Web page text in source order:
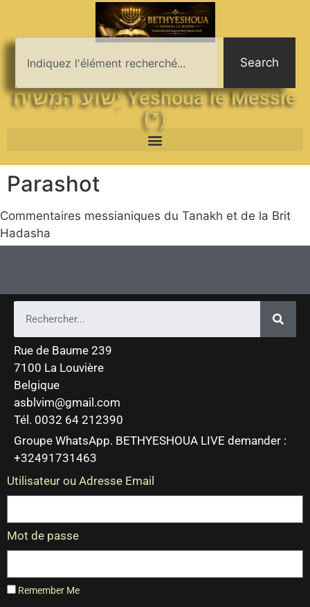
Search
יֵשׁוּעַ הַמָּשִׁיחַ Yeshoua le Messie
(*)
Parashot
Commentaires messianiques du Tanakh et de la Brit
Hadasha
Rue de Baume 239
7100 La Louvière
Belgique
asblvim@gmail.com
Tél. 0032 64 212390
Groupe WhatsApp. BETHYESHOUA LIVE demander :
+32491731463
Utilisateur ou Adresse Email
Mot de passe
Remember Me